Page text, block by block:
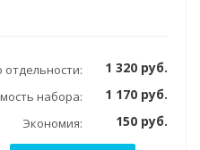
1 320 руб.
набора: 1 170 руб.
Экономия: 150 руб.